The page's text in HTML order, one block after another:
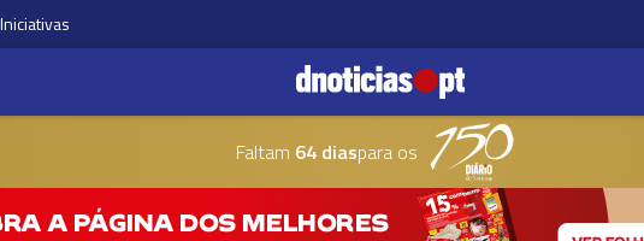
Iniciativas
Faltam 64 diaspara os